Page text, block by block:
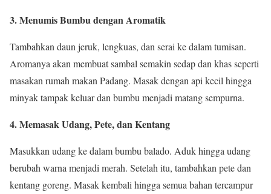
3. Menumis Bumbu dengan Aromatik
Tambahkan daun jeruk, lengkuas, dan serai ke dalam tumisan.
Aromanya akan membuat sambal semakin sedap dan khas seperti
masakan rumah makan Padang. Masak dengan api kecil hingga
minyak tampak keluar dan bumbu menjadi matang sempurna.
4. Memasak Udang, Pete, dan Kentang
Masukkan udang ke dalam bumbu balado. Aduk hingga udang
berubah warna menjadi merah. Setelah itu, tambahkan pete dan
kentang goreng. Masak kembali hingga semua bahan tercampur